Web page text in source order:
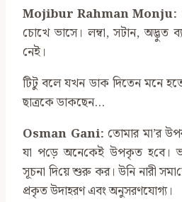
Mojibur Rahman Monju:
চোখে ভাসে। লম্বা, সটান, অদ্ভুত
নেই।
টিটু বলে যখন ডাক দিতেন মনে
ছাত্রকে ডাকছেন…
Osman Gani: ‌তোমার মা’র
যা প‌ড়ে অন‌ে‌কেই উপকৃত হ‌বে।
সূচনা দি‌য়ে শুরু কর। উনি নারী
প্রকৃত উদাহরণ এবং অনুসরণযোগ্য।